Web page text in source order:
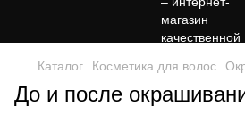
Каталог Косметика для волос
До и после